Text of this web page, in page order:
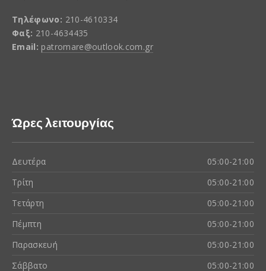
Τηλέφωνο: 210-4610334
Φαξ: 210-4634435
Email: patromare@outlook.com.gr
Ώρες λειτουργίας
Δευτέρα
05:00-21:00
Τρίτη
05:00-21:00
Τετάρτη
05:00-21:00
Πέμπτη
05:00-21:00
Παρασκευή
05:00-21:00
Σάββατο
05:00-21:00